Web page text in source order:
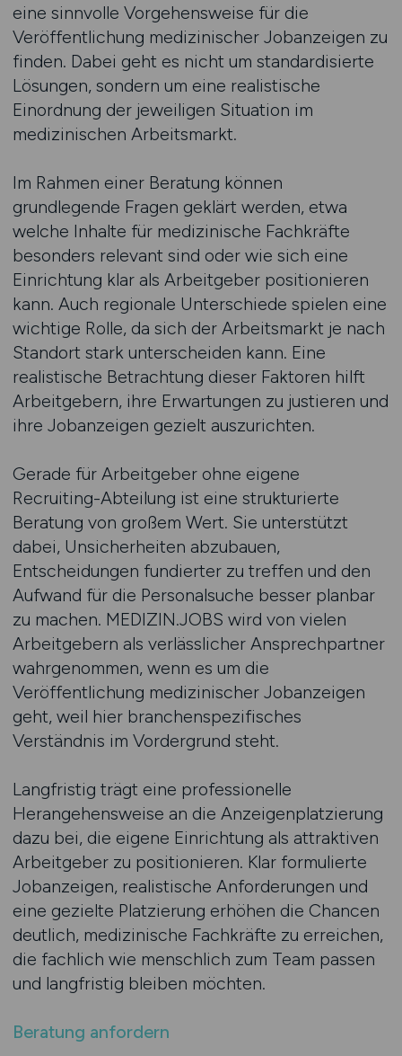
eine sinnvolle Vorgehensweise für die
Veröffentlichung medizinischer Jobanzeigen zu
finden. Dabei geht es nicht um standardisierte
Lösungen, sondern um eine realistische
Einordnung der jeweiligen Situation im
medizinischen Arbeitsmarkt.
Im Rahmen einer Beratung können
grundlegende Fragen geklärt werden, etwa
welche Inhalte für medizinische Fachkräfte
besonders relevant sind oder wie sich eine
Einrichtung klar als Arbeitgeber positionieren
kann. Auch regionale Unterschiede spielen eine
wichtige Rolle, da sich der Arbeitsmarkt je nach
Standort stark unterscheiden kann. Eine
realistische Betrachtung dieser Faktoren hilft
Arbeitgebern, ihre Erwartungen zu justieren und
ihre Jobanzeigen gezielt auszurichten.
Gerade für Arbeitgeber ohne eigene
Recruiting-Abteilung ist eine strukturierte
Beratung von großem Wert. Sie unterstützt
dabei, Unsicherheiten abzubauen,
Entscheidungen fundierter zu treffen und den
Aufwand für die Personalsuche besser planbar
zu machen. MEDIZIN.JOBS wird von vielen
Arbeitgebern als verlässlicher Ansprechpartner
wahrgenommen, wenn es um die
Veröffentlichung medizinischer Jobanzeigen
geht, weil hier branchenspezifisches
Verständnis im Vordergrund steht.
Langfristig trägt eine professionelle
Herangehensweise an die Anzeigenplatzierung
dazu bei, die eigene Einrichtung als attraktiven
Arbeitgeber zu positionieren. Klar formulierte
Jobanzeigen, realistische Anforderungen und
eine gezielte Platzierung erhöhen die Chancen
deutlich, medizinische Fachkräfte zu erreichen,
die fachlich wie menschlich zum Team passen
und langfristig bleiben möchten.
Beratung anfordern